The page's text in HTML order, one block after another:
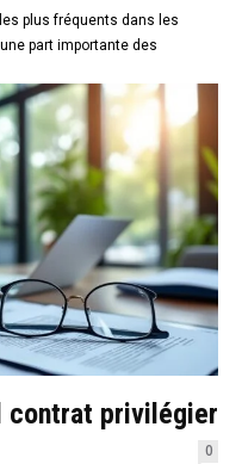
plus fréquents dans les
part importante des
contrat privilégier
0